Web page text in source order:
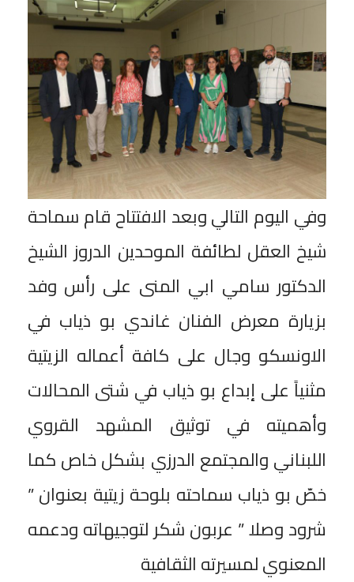
وفي اليوم التالي وبعد الافتتاح قام سماحة
شيخ العقل لطائفة الموحدين الدروز الشيخ
الدكتور سامي ابي المنى على رأس وفد
بزيارة معرض الفنان غاندي بو ذياب في
الاونسكو وجال على كافة أعماله الزيتية
مثنياً على إبداع بو ذياب في شتى المحالات
وأهميته في توثيق المشهد القروي
اللبناني والمجتمع الدرزي بشكل خاص كما
خصّ بو ذياب سماحته بلوحة زيتية بعنوان ”
شرود وصلا ” عربون شكر لتوجيهاته ودعمه
المعنوي لمسيرته الثقافية